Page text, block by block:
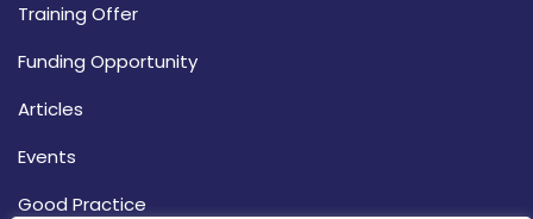
Training Offer
Funding Opportunity
Articles
Events
Good Practice